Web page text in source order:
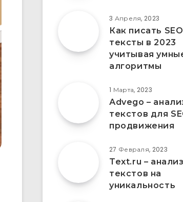
3 Апреля, 2023
Как писать SEO
тексты в 2023
учитывая
алгоритмы
1 Марта, 2023
Аdvego –
текстов для
продвижения
27 Февраля, 2023
Text.ru – анализ
текстов на
уникальность